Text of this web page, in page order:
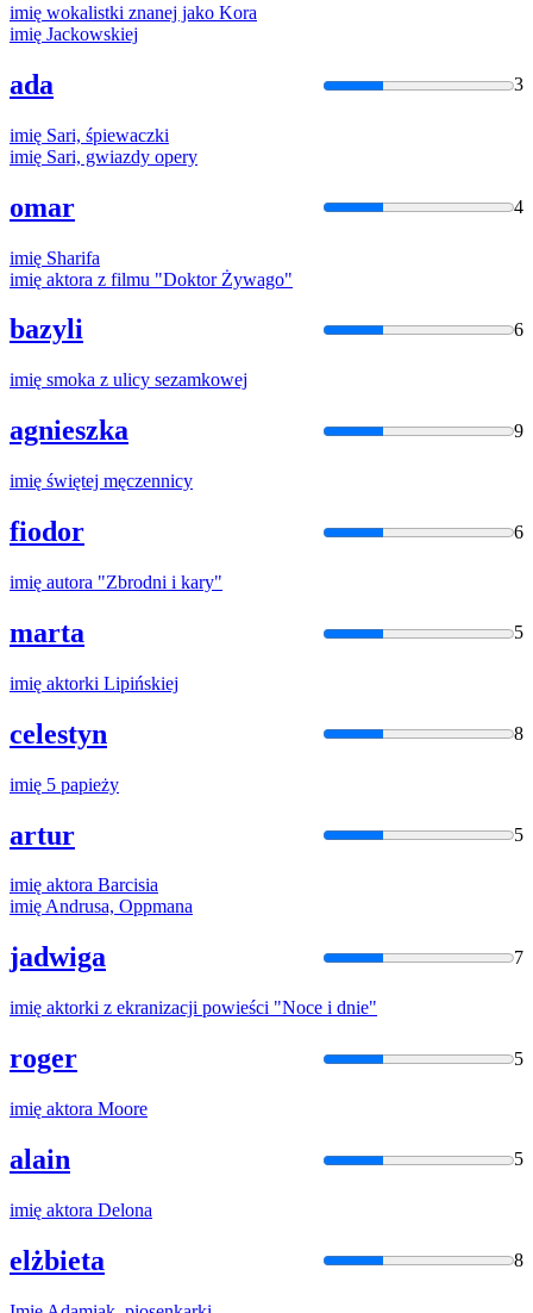
imię wokalistki znanej jako Kora
imię Jackowskiej
ada 3
imię Sari, śpiewaczki
imię Sari, gwiazdy opery
omar 4
imię Sharifa
imię aktora z filmu "Doktor Żywago"
bazyli 6
imię smoka z ulicy sezamkowej
agnieszka 9
imię świętej męczennicy
fiodor 6
imię autora "Zbrodni i kary"
marta 5
imię aktorki Lipińskiej
celestyn 8
imię 5 papieży
artur 5
imię aktora Barcisia
imięAndrusa, Oppmana
jadwiga 7
imię aktorki z ekranizacji powieści "Noce i dnie"
roger 5
imię aktora Moore
alain 5
imię aktora Delona
elżbieta 8